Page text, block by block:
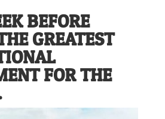
BEFORE
GREATEST
FOR THE